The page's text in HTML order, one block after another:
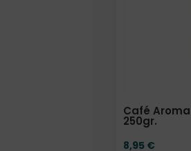
Café
250gr.
8,95 €